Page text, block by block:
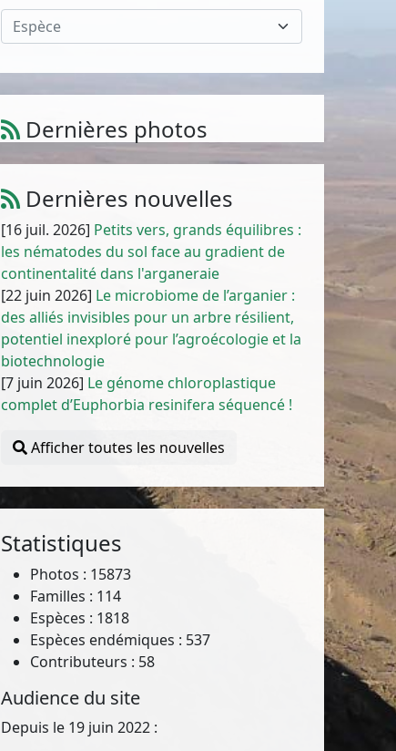
Espèce
Dernières photos
Amaranthus muricatus (Moq.) Hieron.
Dernières nouvelles
[16 juil. 2026] Petits vers, grands équilibres :
les nématodes du sol face au gradient de
continentalité dans l'arganeraie
[22 juin 2026] Le microbiome de l’arganier :
des alliés invisibles pour un arbre résilient,
potentiel inexploré pour l’agroécologie et la
biotechnologie
[7 juin 2026] Le génome chloroplastique
complet d’Euphorbia resinifera séquencé !
Afficher toutes les nouvelles
Statistiques
Photos : 15873
Familles : 114
Espèces : 1818
Espèces endémiques : 537
Contributeurs : 58
Audience du site
Depuis le 19 juin 2022 :